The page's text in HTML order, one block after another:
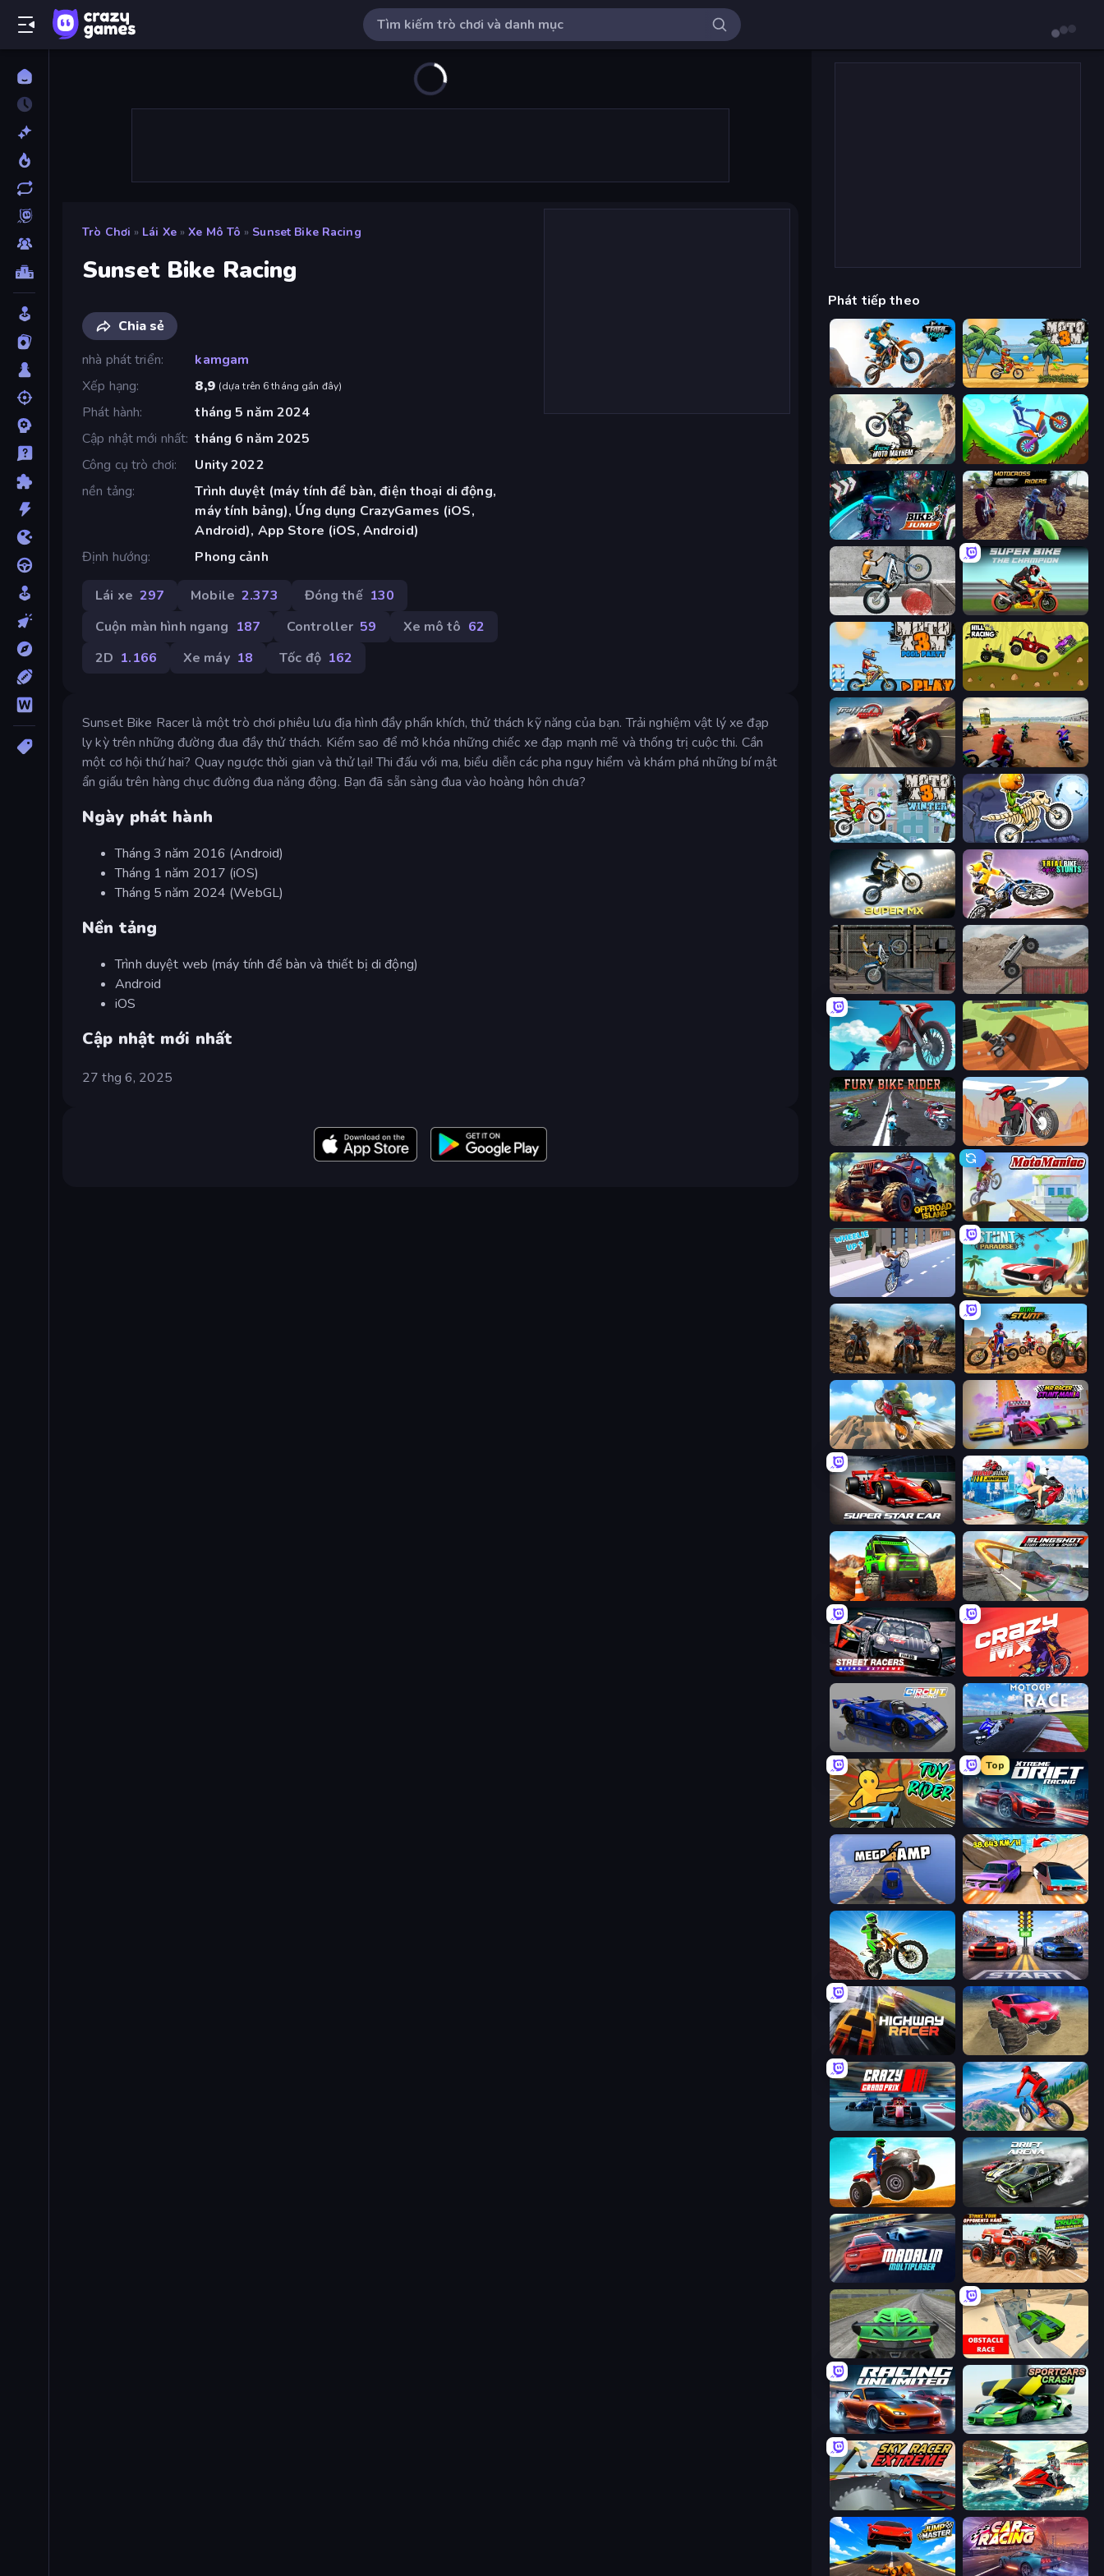
Trò Chơi » Lái Xe » Xe Mô Tô » Sunset Bike Racing
Sunset Bike Racing
Chia sẻ
nhà phát triển
kamgam
Xếp hạng
8,9 (dựa trên 6 tháng gần đây)
Phát hành
tháng 5 năm 2024
Cập nhật mới nhất tháng 6 năm 2025
Công cụ trò chơi
Unity 2022
nền tảng
Trình duyệt (máy tính để bàn, điện thoại di động,
máy tính bảng), Ứng dụng CrazyGames (iOS,
Android), App Store (iOS, Android)
Định hướng
Phong cảnh
Lái xe 297 Mobile 2.373 Đóng thế 130
Cuộn màn hình ngang 187 Controller 59 Xe mô tô 62
2D 1.166 Xe máy 18 Tốc độ 162
Sunset Bike Racer là một trò chơi phiêu lưu địa hình đầy phấn khích, thử thách kỹ năng của bạn. Trải nghiệm vật lý xe đạp
ly kỳ trên những đường đua đầy thử thách. Kiếm sao để mở khóa những chiếc xe đạp mạnh mẽ và thống trị cuộc thi. Cần
một cơ hội thứ hai? Quay ngược thời gian và thử lại! Thi đấu với ma, biểu diễn các pha nguy hiểm và khám phá những bí mật
ẩn giấu trên hàng chục đường đua năng động. Bạn đã sẵn sàng đua vào hoàng hôn chưa?
Ngày phát hành
Tháng 3 năm 2016 (Android)
Tháng 1 năm 2017 (iOS)
Tháng 5 năm 2024 (WebGL)
Nền tảng
Trình duyệt web (máy tính để bàn và thiết bị di động)
Android
iOS
Cập nhật mới nhất
27 thg 6, 2025
Phát tiếp theo
Trial Mania Moto X3M
Xtreme Moto Mayhem Hill Climb on Moto Bike
Bike Jump MotoCross Riders
Trials Ice Ride Super Bike The Champion
Moto X3M 5: Pool Party Hill Racing
Traffic Rider Super MX - The Champion
Moto X3M 4 Winter Moto X3M 6: Spooky Land
Super MX - Last Season Trial Bike Epic Stunts
Trials Ride Hard Wheels
Airborne Motocross Blocky Trials
Fury Bike Rider Stickman Moto Race Extreme
Offroad Island Moto Maniac
Wheelie Up Stunt Paradise
Motocross Dirt Bike Race Games Bike Stunts Race Bike Games 3D
Cartoon Moto Stunt MR RACER Stunt Mania
Super Star Car Ramp Bike Jumping
Offroad Life 3D Slingshot Stunt Driver & Sport
Street Racers Nitro Extreme Crazy MX
Circuit Racing MotoGP: Motocross Race
Toy Rider
Top
Xtreme DRIFT Racing
Mega Ramp Car Stunt Turbo Cars: Pipe Stunts
Dirt Bike Mad Skills Street Racer 2
Highway Racer
Crazy Grand Prix Riders Downhill Racing
ATV Ultimate Offroad Drift Arena
Monster Truck Demolition Derby
Speed Racing Pro 2 Obstacle Race: Destroying Simulator!
Racing Unlimited Sportcars Crash
Sky Racer Extreme Jetski Race